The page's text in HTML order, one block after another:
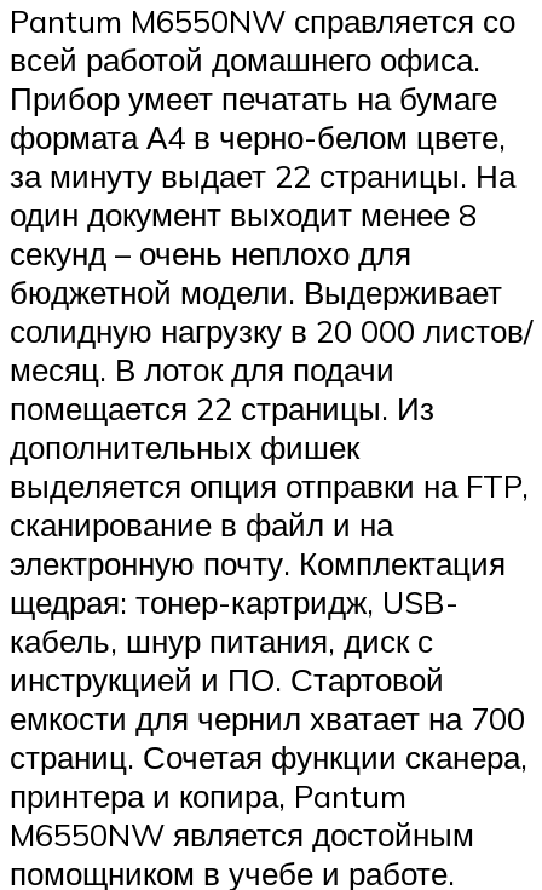
Pantum M6550NW справляется со
всей работой домашнего офиса.
Прибор умеет печатать на бумаге
формата А4 в черно-белом цвете,
за минуту выдает 22 страницы. На
один документ выходит менее 8
секунд – очень неплохо для
бюджетной модели. Выдерживает
солидную нагрузку в 20 000 листов/
месяц. В лоток для подачи
помещается 22 страницы. Из
дополнительных фишек
выделяется опция отправки на FTP,
сканирование в файл и на
электронную почту. Комплектация
щедрая: тонер-картридж, USB-
кабель, шнур питания, диск с
инструкцией и ПО. Стартовой
емкости для чернил хватает на 700
страниц. Сочетая функции сканера,
принтера и копира, Pantum
M6550NW является достойным
помощником в учебе и работе.